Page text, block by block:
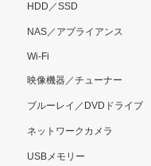
HDD／SSD
NAS／アプライアンス
Wi-Fi
映像機器／チューナー
ブルーレイ／DVDドライブ
ネットワークカメラ
USBメモリー